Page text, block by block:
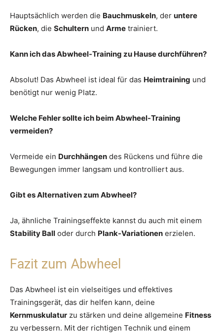
Hauptsächlich werden die Bauchmuskeln, der untere
Rücken, die Schultern und Arme trainiert.
Kann ich das Abwheel-Training zu Hause durchführen?
Absolut! Das Abwheel ist ideal für das Heimtraining und
benötigt nur wenig Platz.
Welche Fehler sollte ich beim Abwheel-Training
vermeiden?
Vermeide ein Durchhängen des Rückens und führe die
Bewegungen immer langsam und kontrolliert aus.
Gibt es Alternativen zum Abwheel?
Ja, ähnliche Trainingseffekte kannst du auch mit einem
Stability Ball oder durch Plank-Variationen erzielen.
Fazit zum Abwheel
Das Abwheel ist ein vielseitiges und effektives
Trainingsgerät, das dir helfen kann, deine
Kernmuskulatur zu stärken und deine allgemeine Fitness
zu verbessern. Mit der richtigen Technik und einem